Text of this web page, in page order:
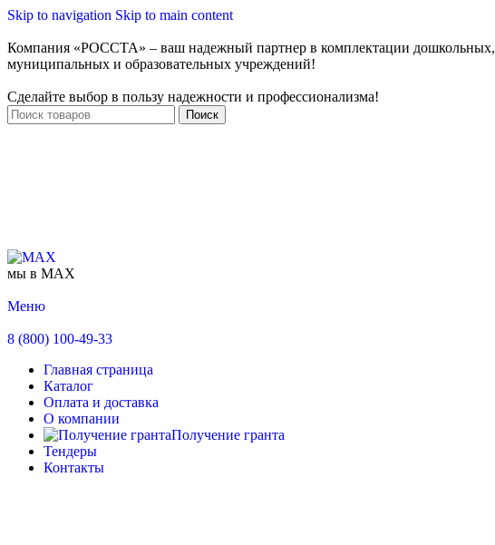
Skip to navigation Skip to main content
Компания «РОССТА» – ваш надежный партнер в комплектации дошкольных,
муниципальных и образовательных учреждений!
Сделайте выбор в пользу надежности и профессионализма!
Поиск
мы в MAX
Меню
8 (800) 100-49-33
Главная страница
Каталог
Оплата и доставка
О компании
Получение гранта
Тендеры
Контакты